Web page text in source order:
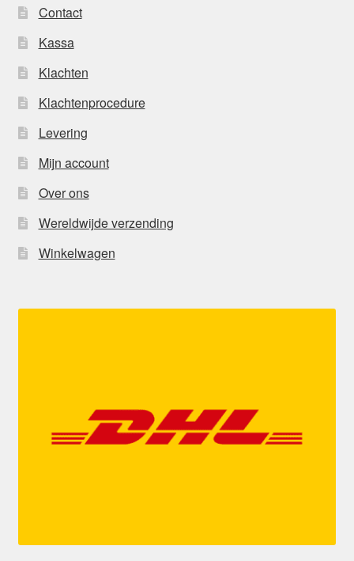
Contact
Kassa
Klachten
Klachtenprocedure
Levering
Mijn account
Over ons
Wereldwijde verzending
Winkelwagen